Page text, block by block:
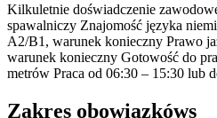
Kilkuletnie doświadczenie
spawalniczy Znajomość języka
A2/B1, warunek konieczny Prawo
warunek konieczny Gotowość do
metrów Praca od 06:30 – 15:30 lub
Zakres obowiązkóws